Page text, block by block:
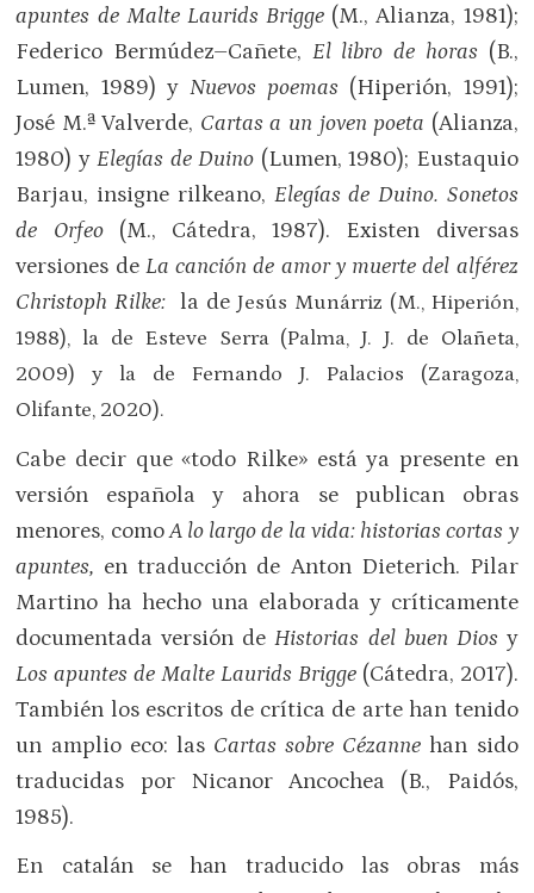
apuntes de Malte Laurids Brigge (M., Alianza, 1981);
Federico Bermúdez–Cañete, El libro de horas (B.,
Lumen, 1989) y Nuevos poemas (Hiperión, 1991);
José M.ª Valverde, Cartas a un joven poeta (Alianza,
1980) yElegías de Duino (Lumen, 1980); Eustaquio
Barjau, insigne rilkeano, Elegías de Duino. Sonetos
de Orfeo (M., Cátedra, 1987). Existen diversas
versiones de La canción de amor y muerte del alférez
Christoph Rilke: la de Jesús Munárriz (M., Hiperión,
1988), la de Esteve Serra (Palma, J. J. de Olañeta,
2009) y la de Fernando J. Palacios (Zaragoza,
Olifante, 2020).
Cabe decir que «todo Rilke» está ya presente en
versión española y ahora se publican obras
menores, comoA lo largo de la vida: historias cortas y
apuntes, en traducción de Anton Dieterich. Pilar
Martino ha hecho una elaborada y críticamente
documentada versión deHistorias del buen Dios y
Los apuntes de Malte Laurids Brigge(Cátedra, 2017).
También los escritos de crítica de arte han tenido
un amplio eco: las Cartas sobre Cézanne han sido
traducidas por Nicanor Ancochea (B., Paidós,
1985).
En catalán se han traducido las obras más